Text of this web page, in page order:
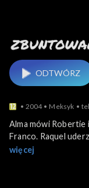
ODTWÓRZ
2004 Meksyk
Alma mówi Robertie
Franco. Raquel
podpisuje kontrakt z
więcej